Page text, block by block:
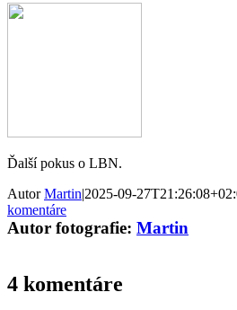
Facebook
Email
Ďalší pokus o LBN.
AutorMartin|2025-09-
komentáre
Autor fotografie: Martin
4 komentáre